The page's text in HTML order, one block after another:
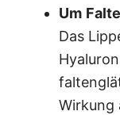
Um
Das
Wirkung